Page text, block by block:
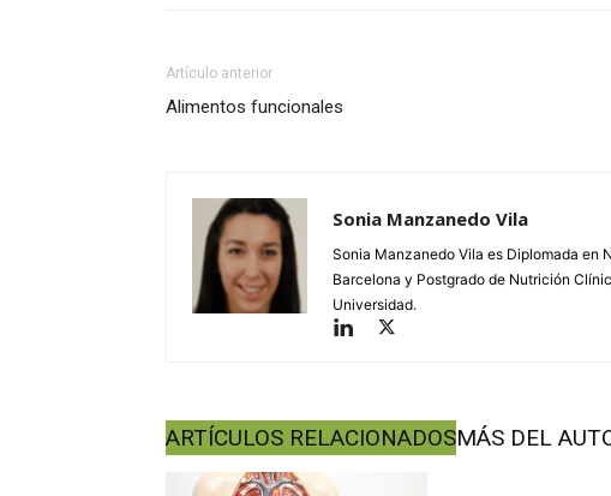
Artículo anterior
Alimentos funcionales
Sonia Manzanedo Vila
Sonia Manzanedo Vila es Diplomada en
Barcelona y Postgrado de Nutrición
Universidad.
ARTÍCULOS RELACIONADOSMÁS DEL